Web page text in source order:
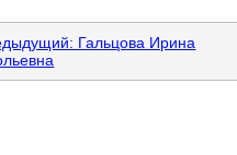
Гальцова Ирина